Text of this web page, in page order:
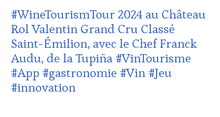
VOUCHER,
WINE
TOURISM
FAME,
TOURISM
TOUR,
WINE
TOURISM
VITICOLE,
ADHÉRENT,
VIN
TOURISME
EDITION
LES
CLÉS
DU
VIN
#WineTourismTour 2024 au Château
Rol Valentin Grand Cru Classé
Saint-Émilion, avec le Chef Franck
Audu, de la Tupiña #VinTourisme
#App #gastronomie #Vin #Jeu
#innovation